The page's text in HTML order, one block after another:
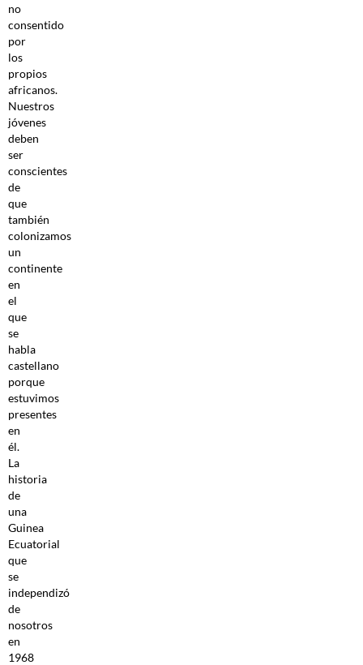
no
consentido
por
los
propios
africanos.
Nuestros
jóvenes
deben
ser
conscientes
de
que
también
colonizamos
un
continente
en
el
que
se
habla
castellano
porque
estuvimos
presentes
en
él.
La
historia
de
una
Guinea
Ecuatorial
que
se
independizó
de
nosotros
en
1968